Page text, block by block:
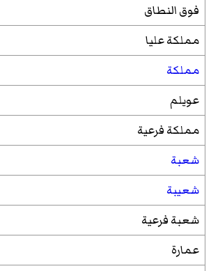
فوق النطاق
مملكة عليا
مملكة
عويلم
مملكة فرعية
شعبة
شعيبة
شعبة فرعية
عمارة